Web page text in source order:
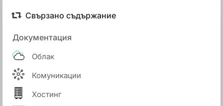
Свързано съдържание
Документация
Облак
Комуникации
Хостинг